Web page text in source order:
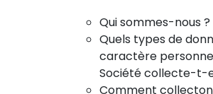
Qui sommes-nous ?
Quels types de
caractère
Société collecte-t-
Comment